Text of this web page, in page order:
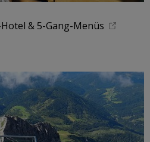
& 5-Gang-Menüs